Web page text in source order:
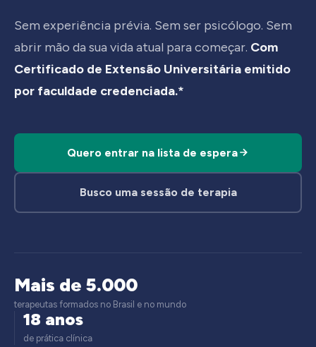
Sem experiência prévia. Sem ser psicólogo. Sem
abrir mão da sua vida atual para começar. Com
Certificado de Extensão Universitária emitido
por faculdade credenciada.*
Quero entrar na lista de espera
Busco uma sessão de terapia
Mais de 5.000
terapeutas formados no Brasil e no mundo
18 anos
de prática clínica